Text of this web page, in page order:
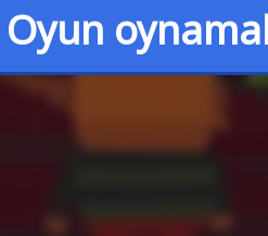
Oyun